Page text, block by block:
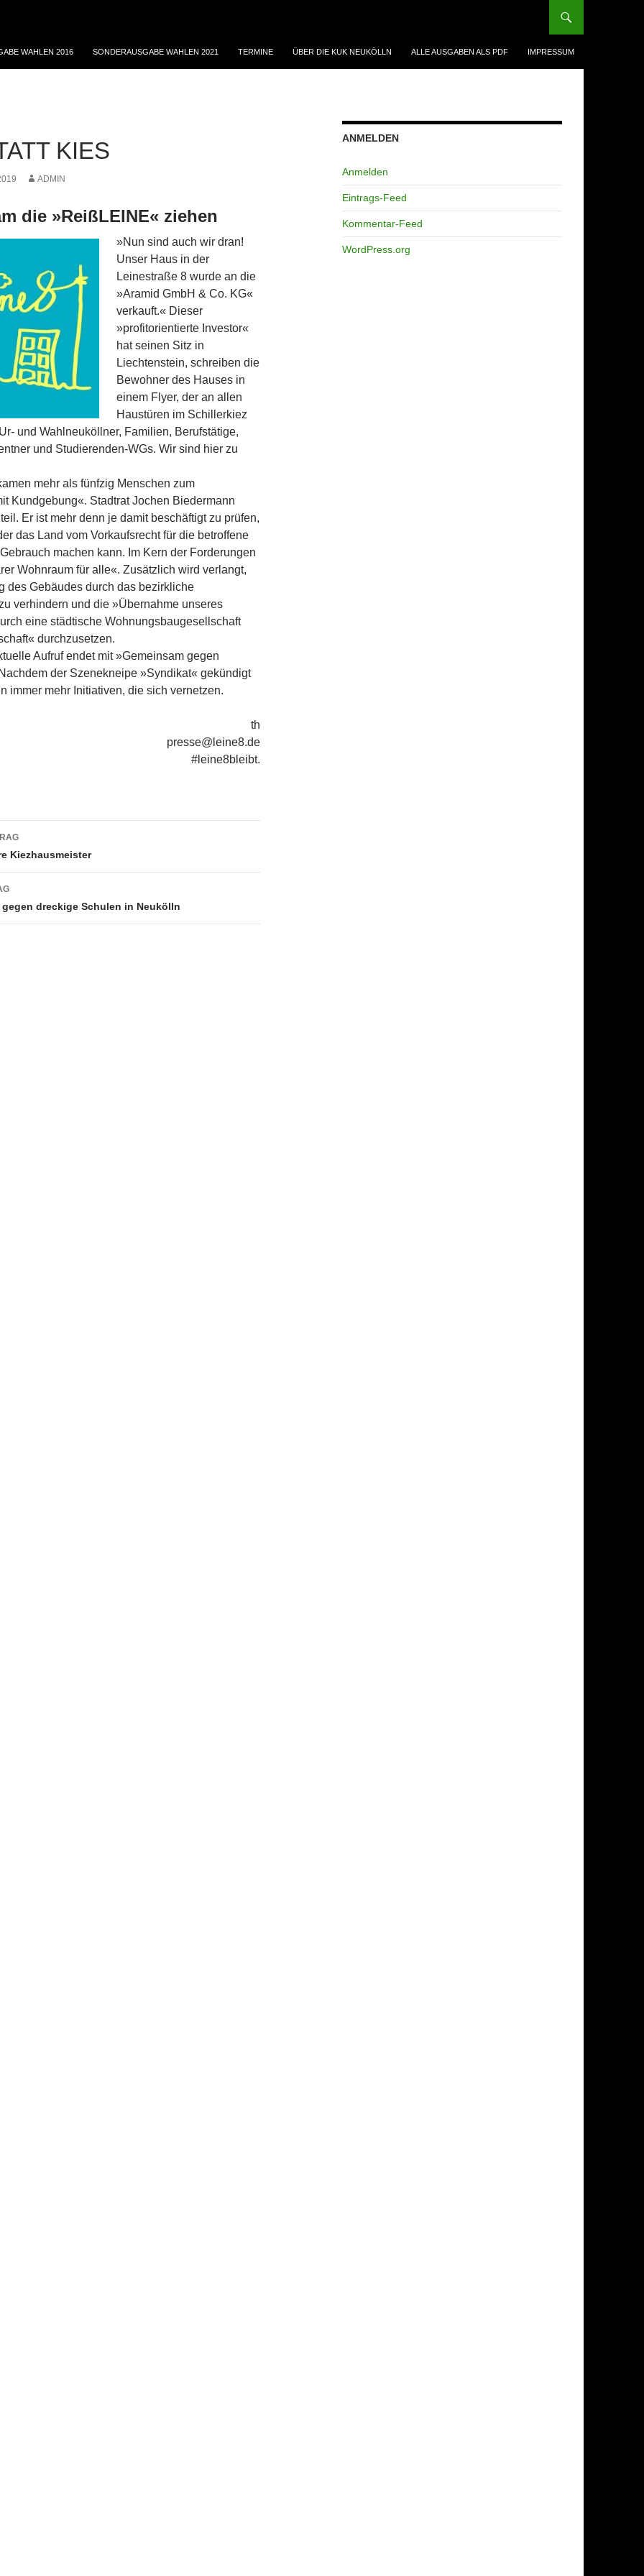
WAHLEN 2016 SONDERAUSGABE WAHLEN 2021 TERMINE ÜBER DIE KUK NEUKÖLLN ALLE AUSGABEN ALS PDF IMPRESSUM
KIES
ADMIN
die »ReißLEINE« ziehen
»Nun sind auch wir dran!
Unser Haus in der
Leinestraße 8 wurde an die
»Aramid GmbH & Co. KG«
verkauft.« Dieser
»profitorientierte Investor«
hat seinen Sitz in
Liechtenstein, schreiben die
Bewohner des Hauses in
einem Flyer, der an allen
Haustüren im Schillerkiez
und Wahlneuköllner, Familien, Berufstätige,
und Studierenden-WGs. Wir sind hier zu
mehr als fünfzig Menschen zum
Kundgebung«. Stadtrat Jochen Biedermann
Er ist mehr denn je damit beschäftigt zu prüfen,
das Land vom Vorkaufsrecht für die betroffene
machen kann. Im Kern der Forderungen
Wohnraum für alle«. Zusätzlich wird verlangt,
des Gebäudes durch das bezirkliche
verhindern und die »Übernahme unseres
eine städtische Wohnungsbaugesellschaft
durchzusetzen.
Aufruf endet mit »Gemeinsam gegen
der Szenekneipe »Syndikat« gekündigt
immer mehr Initiativen, die sich vernetzen.
th
presse@leine8.de
#leine8bleibt.
Kiezhausmeister
dreckige Schulen in Neukölln
ANMELDEN
Anmelden
Eintrags-Feed
Kommentar-Feed
WordPress.org